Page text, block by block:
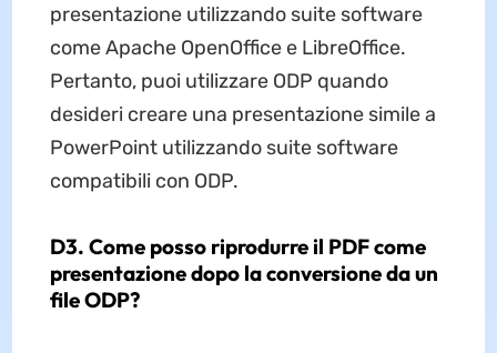
presentazione utilizzando suite software
come Apache OpenOffice e LibreOffice.
Pertanto, puoi utilizzare ODP quando
desideri creare una presentazione simile a
PowerPoint utilizzando suite software
compatibili con ODP.
D3. Come posso riprodurre il PDF come
presentazione dopo la conversione da un
file ODP?